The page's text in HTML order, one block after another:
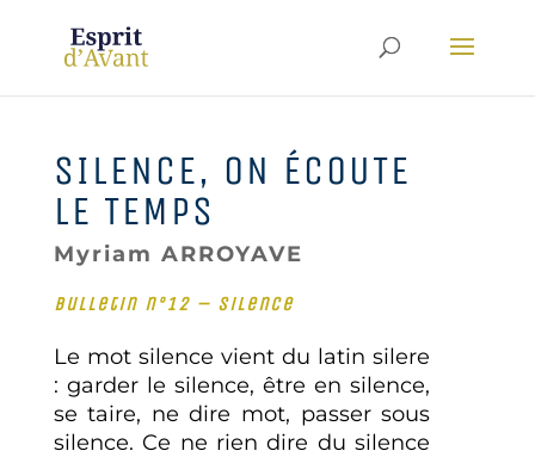
SILENCE, ON ÉCOUTE
LE TEMPS
Myriam ARROYAVE
Bulletin n°12 – Silence
Le mot silence vient du latin silere
: garder le silence, être en silence,
se taire, ne dire mot, passer sous
silence. Ce ne rien dire du silence